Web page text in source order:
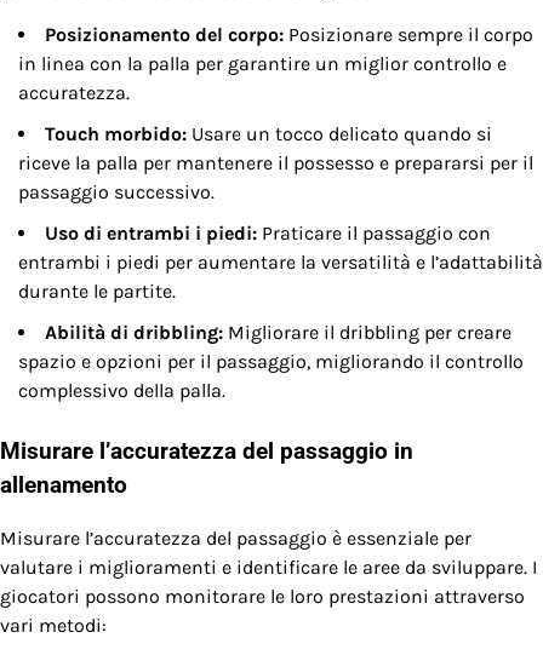
Posizionamento del corpo: Posizionare sempre il corpo
in linea con la palla per garantire un miglior controllo e
accuratezza.
Touch morbido: Usare un tocco delicato quando si
riceve la palla per mantenere il possesso e prepararsi per il
passaggio successivo.
Uso di entrambi i piedi: Praticare il passaggio con
entrambi i piedi per aumentare la versatilità e l’adattabilità
durante le partite.
Abilità di dribbling: Migliorare il dribbling per creare
spazio e opzioni per il passaggio, migliorando il controllo
complessivo della palla.
Misurare l’accuratezza del passaggio in
allenamento
Misurare l’accuratezza del passaggio è essenziale per
valutare i miglioramenti e identificare le aree da sviluppare. I
giocatori possono monitorare le loro prestazioni attraverso
vari metodi: